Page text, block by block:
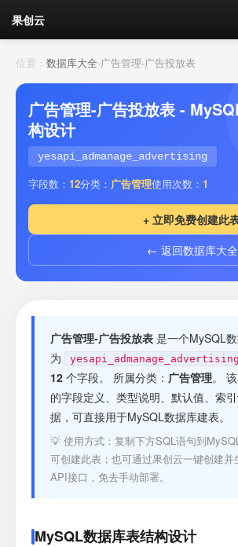
果创云
数据表单
API接口
云存储
流量 剩余接口流量
套餐
接口测试
位置： 数据库大全›广告管理-广告投放表
广告管理-广告投放表 -
构设计
yesapi_admanage_advertising
字段数： 12分类： 广告管理使用次数： 1
+ 立即免费创建此
← 返回数据库大全
广告管理-广告投放表 是一个MySQL
为
yesapi_admanage_advertising
12 个字段。 所属分类： 广告管理。
的字段定义、类型说明、默认值、索
据，可直接用于MySQL数据库建表。
💡 使用方式：复制下方SQL语句到
可创建此表；也可通过果创云一键创建并
API接口，免去手动部署。
MySQL数据库表结构设计